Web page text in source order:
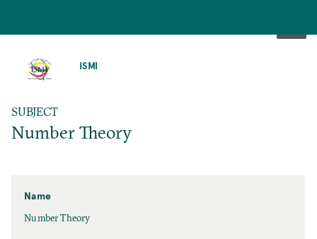
ISMI
SUBJECT
Number Theory
Name
Number Theory